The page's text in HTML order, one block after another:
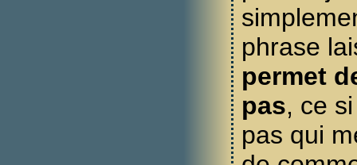
phrase
permet
pas, ce
pas qui